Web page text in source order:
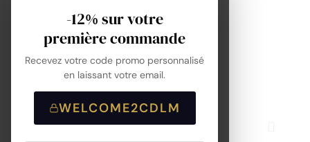
-12% sur votre
première commande
Recevez votre code promo personnalisé
en laissant votre email.
WELCOME2CDLM